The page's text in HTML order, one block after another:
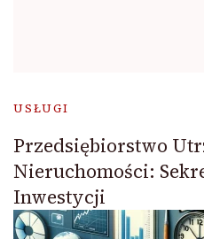
USŁUGI
Przedsiębiorstwo
Nieruchomości:
Inwestycji